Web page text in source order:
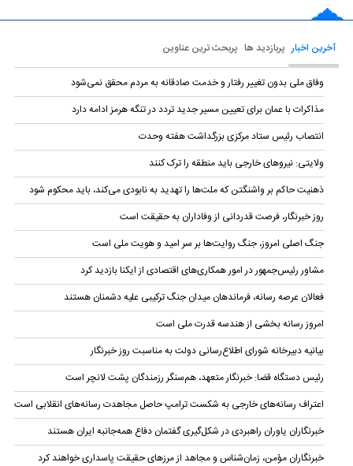
آخرین اخبار پربازدید ها پربحث ترین عناوین
وفاق ملی بدون تغییر رفتار و خدمت صادقانه به مردم محقق نمی‌شود
مذاکرات با عمان برای تعیین مسیر جدید تردد در تنگه هرمز ادامه دارد
انتصاب رئیس ستاد مرکزی بزرگداشت هفته وحدت
ولایتی: نیروهای خارجی باید منطقه را ترک کنند
ذهنیت حاکم بر واشنگتن که ملت‌ها را تهدید به نابودی می‌کند، باید محکوم شود
روز خبرنگار، فرصت قدردانی از وفاداران به حقیقت است
جنگ اصلی امروز، جنگ روایت‌ها بر سر امید و هویت ملی است
مشاور رئیس‌جمهور در امور همکاری‌های اقتصادی از ایکنا بازدید کرد
فعالان عرصه رسانه، فرماندهان میدان جنگ ترکیبی علیه دشمنان هستند
امروز رسانه بخشی از هندسه قدرت ملی است
بیانیه دبیرخانه شورای اطلاع‌رسانی دولت به مناسبت روز خبرنگار
رئیس دستگاه قضا:‌ خبرنگار متعهد، هم‌سنگر رزمندگان پشت لانچر است
اعتراف رسانه‌های خارجی به شکست ترامپ حاصل مجاهدت رسانه‌های انقلابی است
خبرنگاران یاوران راهبردی در شکل‌گیری گفتمان دفاع همه‌جانبه ایران هستند
خبرنگاران مؤمن، زمان‌شناس و مجاهد از مرزهای حقیقت پاسداری خواهند کرد